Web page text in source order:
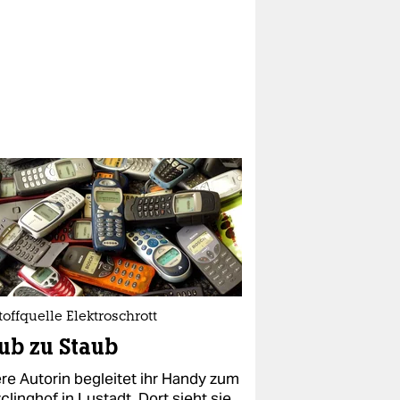
Elektroschrott
zu Staub
Autorin begleitet ihr Handy zum